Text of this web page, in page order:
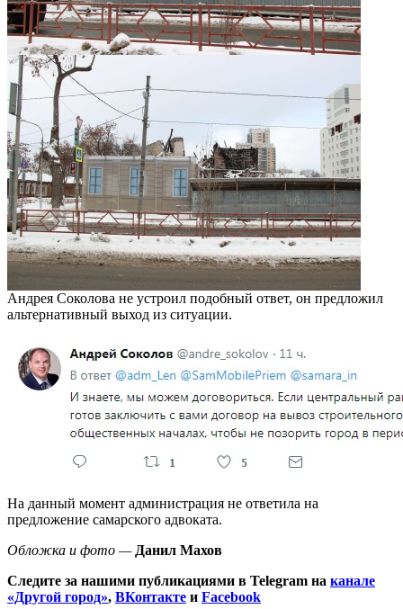
Андрея Соколова не устроил подобный ответ, он предложил
альтернативный выход из ситуации.
На данный момент администрация не ответила на
предложение самарского адвоката.
Обложка и фото — Данил Махов
Следите за нашими публикациями в Telegram на канале
«Другой город», ВКонтакте и Facebook